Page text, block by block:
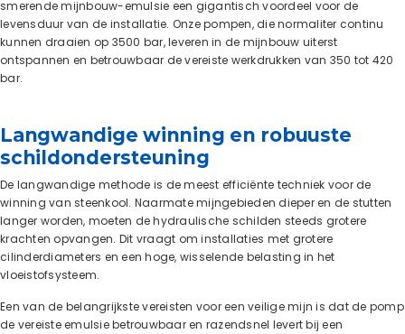
smerende mijnbouw-emulsie een gigantisch voordeel voor de
levensduur van de installatie. Onze pompen, die normaliter continu
kunnen draaien op 3500 bar, leveren in de mijnbouw uiterst
ontspannen en betrouwbaar de vereiste werkdrukken van 350 tot 420
bar.
Langwandige winning en robuuste
schildondersteuning
De langwandige methode is de meest efficiënte techniek voor de
winning van steenkool. Naarmate mijngebieden dieper en de stutten
langer worden, moeten de hydraulische schilden steeds grotere
krachten opvangen. Dit vraagt om installaties met grotere
cilinderdiameters en een hoge, wisselende belasting in het
vloeistofsysteem.
Een van de belangrijkste vereisten voor een veilige mijn is dat de pomp
de vereiste emulsie betrouwbaar en razendsnel levert bij een